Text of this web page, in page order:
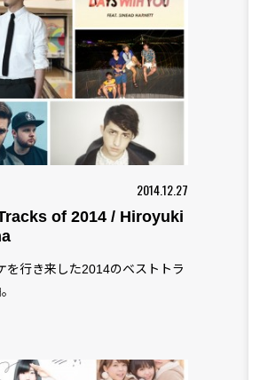
2014.12.27
of 2014 / Hiroyuki
を行き来した2014のベストトラ